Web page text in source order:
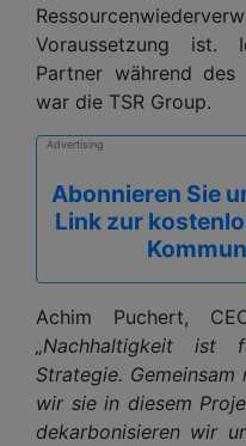
Voraussetzung ist.
Partner während des
war die TSR Group.
Advertising
Abonnieren Sie
Link zur
Achim Puchert,
„Nachhaltigkeit ist
Strategie.
wir sie in diesem
dekarbonisieren wir